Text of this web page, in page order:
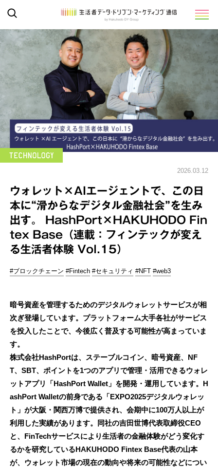
2026.03.12
ウォレット×AIエージェントで、この日
本に“滑からなデジタル金融社会”を生み
出す。 HashPort×HAKUHODO Fin
tex Base（連載：フィンテックが変え
る生活者体験 Vol.15）
#ブロックチェーン #Fintech #セキュリティ #NFT #web3
暗号資産を管理するためのデジタルウォレットサービスが相
次ぎ登場しています。プラットフォーム大手各社がサービス
を投入したことで、今後広く普及する可能性が高まっていま
す。
株式会社HashPortは、ステーブルコイン、暗号資産、NF
T、SBT、ポイントを1つのアプリで管理・活用できるウォレ
ットアプリ「HashPort Wallet」を開発・運用しています。H
ashPort Walletの前身である「EXPO2025デジタルウォレッ
ト」が大阪・関西万博で提供され、会期中に100万人以上が
利用した実績があります。同社の吉田世博代表取締役CEO
と、FinTechサービスにより生活者の金融体験がどう変化す
るかを研究しているHAKUHODO Fintex Base代表の山本
が、ウォレット市場の現在の動向や将来の可能性などについ